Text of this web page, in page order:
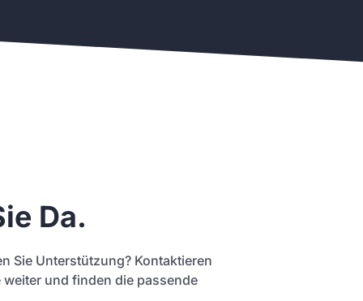
Da.
Sie Unterstützung? Kontaktieren
und finden die passende